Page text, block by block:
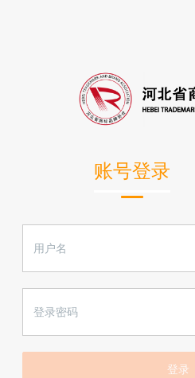
账号登录